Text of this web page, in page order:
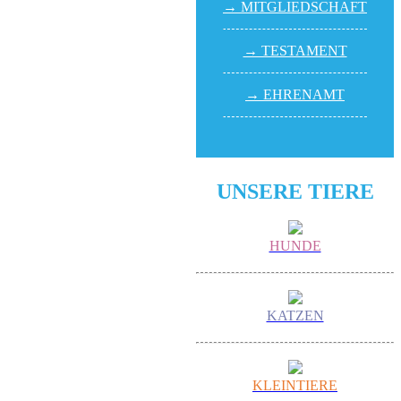
→ MITGLIED­SCHAFT
→ TESTA­MENT
→ EHREN­AMT
UNSERE TIERE
HUNDE
KATZEN
KLEINTIERE